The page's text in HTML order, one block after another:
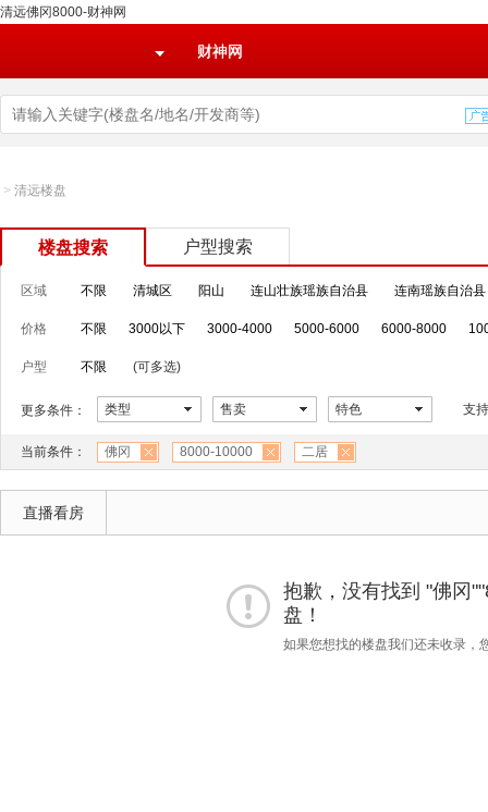
清远佛冈8000-财神网
财神网
> 清远楼盘
楼盘搜索 户型搜索
区域 不限 清城区 阳山 连山壮族瑶族自治县 连南瑶族自治县
价格 不限 3000以下 3000-4000 5000-6000 6000-8000
户型 不限 (可多选)
更多条件： 类型 售卖 特色 支
当前条件： 佛冈 8000-10000 二居
直播看房
抱歉，没有找到 "佛冈
盘！
如果您想找的楼盘我们还未收录，